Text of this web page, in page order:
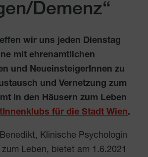
Demenz“
wir uns jeden Dienstag
mit ehrenamtlichen
und NeueinsteigerInnen zu
und Vernetzung zum
in den Häusern zum Leben
für die Stadt Wien.
Klinische Psychologin
Leben, bietet am 1.6.2021